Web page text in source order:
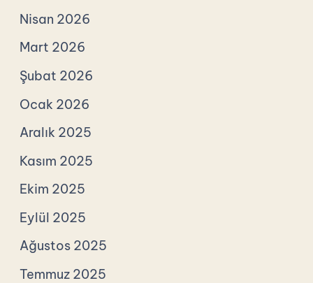
Nisan 2026
Mart 2026
Şubat 2026
Ocak 2026
Aralık 2025
Kasım 2025
Ekim 2025
Eylül 2025
Ağustos 2025
Temmuz 2025